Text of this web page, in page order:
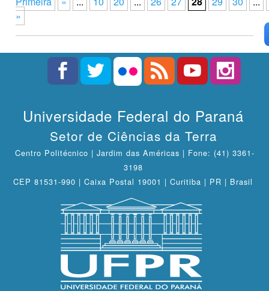
»
Universidade Federal do Paraná
Setor de Ciências da Terra
Centro Politécnico | Jardim das Américas | Fone: (41) 3361-
3198
CEP 81531-990 | Caixa Postal 19001 | Curitiba | PR | Brasil